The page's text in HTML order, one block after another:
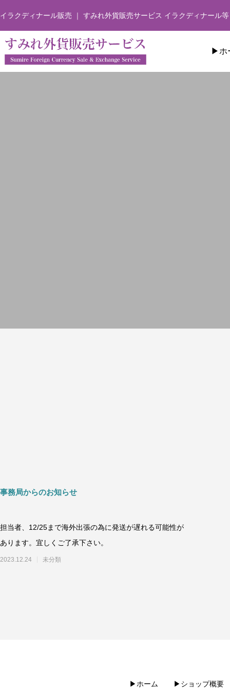
イラクディナール販売 ｜ すみれ外貨販売サービス イラクディナール
▶︎ホ
事務局からのお知らせ
担当者、12/25まで海外出張の為に発送が遅れる可能性が
あります。宜しくご了承下さい。
2023.12.24 未分類
▶︎ホーム ▶︎ショップ概要